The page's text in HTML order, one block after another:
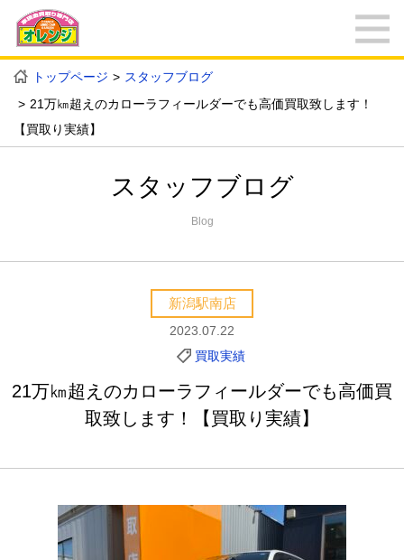
トップページ
スタッフブログ
21万㎞超えのカローラフィールダーでも高価買取致します！
【買取り実績】
スタッフブログ
Blog
新潟駅南店
2023.07.22
買取実績
21万㎞超えのカローラフィールダーでも高価買
取致します！【買取り実績】